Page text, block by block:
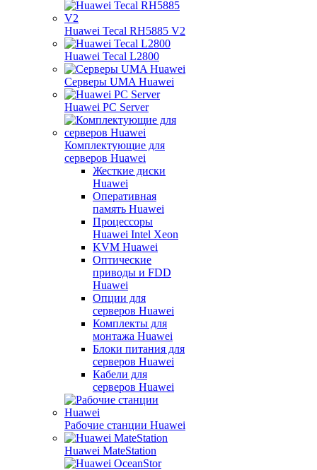
Huawei Tecal RH5885 V2
Huawei Tecal L2800
Серверы UMA Huawei
Huawei PC Server
Комплектующие для
серверов Huawei
Жесткие диски
Huawei
Оперативная
память Huawei
Процессоры
Huawei Intel Xeon
KVM Huawei
Оптические
приводы и FDD
Huawei
Опции для
серверов Huawei
Комплекты для
монтажа Huawei
Блоки питания для
серверов Huawei
Кабели для
серверов Huawei
Рабочие станции Huawei
Huawei MateStation